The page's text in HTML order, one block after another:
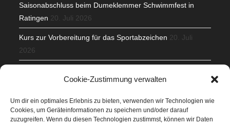
Cookie-Zustimmung verwalten
Um dir ein optimales Erlebnis zu bieten, verwenden wir Technologien wie
Cookies, um Geräteinformationen zu speichern und/oder darauf
zuzugreifen. Wenn du diesen Technologien zustimmst, können wir Daten
Saisonabschluss beim Dumeklemmer Schwimmfest in
Ratingen 20. Juli 2026
Kurs zur Vorbereitung für das Sportabzeichen 20. Juli
2026
Veranstaltungen